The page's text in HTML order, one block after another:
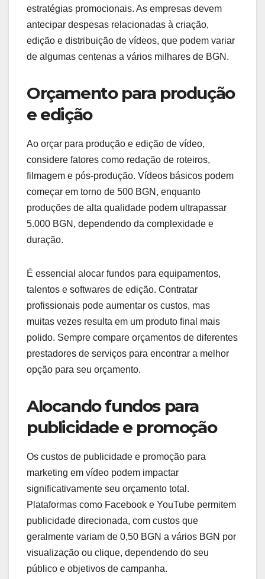
estratégias promocionais. As empresas devem
antecipar despesas relacionadas à criação,
edição e distribuição de vídeos, que podem variar
de algumas centenas a vários milhares de BGN.
Orçamento para produção
e edição
Ao orçar para produção e edição de vídeo,
considere fatores como redação de roteiros,
filmagem e pós-produção. Vídeos básicos podem
começar em torno de 500 BGN, enquanto
produções de alta qualidade podem ultrapassar
5.000 BGN, dependendo da complexidade e
duração.
É essencial alocar fundos para equipamentos,
talentos e softwares de edição. Contratar
profissionais pode aumentar os custos, mas
muitas vezes resulta em um produto final mais
polido. Sempre compare orçamentos de diferentes
prestadores de serviços para encontrar a melhor
opção para seu orçamento.
Alocando fundos para
publicidade e promoção
Os custos de publicidade e promoção para
marketing em vídeo podem impactar
significativamente seu orçamento total.
Plataformas como Facebook e YouTube permitem
publicidade direcionada, com custos que
geralmente variam de 0,50 BGN a vários BGN por
visualização ou clique, dependendo do seu
público e objetivos de campanha.